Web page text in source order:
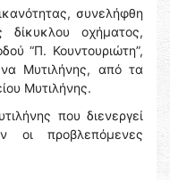
συνελήφθη
δίκυκλου οχήματος,
“Π. Κουντουριώτη”,
Μυτιλήνης, από τα
Μυτιλήνης.
που διενεργεί
οι προβλεπόμενες